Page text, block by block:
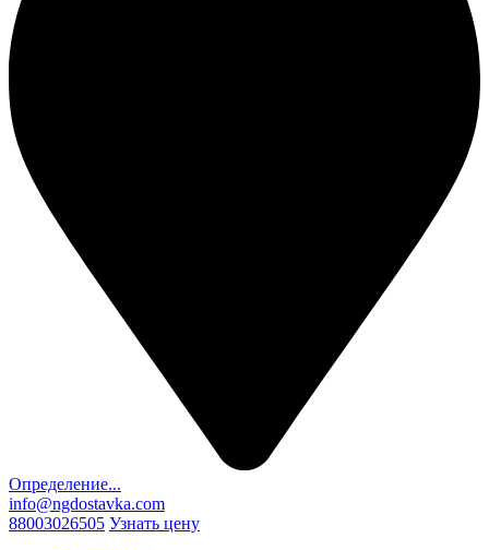
Определение...
info@ngdostavka.com
88003026505 Узнать цену